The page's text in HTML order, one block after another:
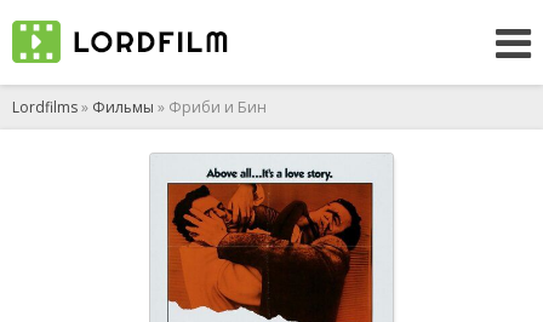
Lordfilms» Фильмы » Фриби и Бин